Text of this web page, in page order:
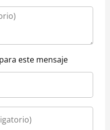
este mensaje